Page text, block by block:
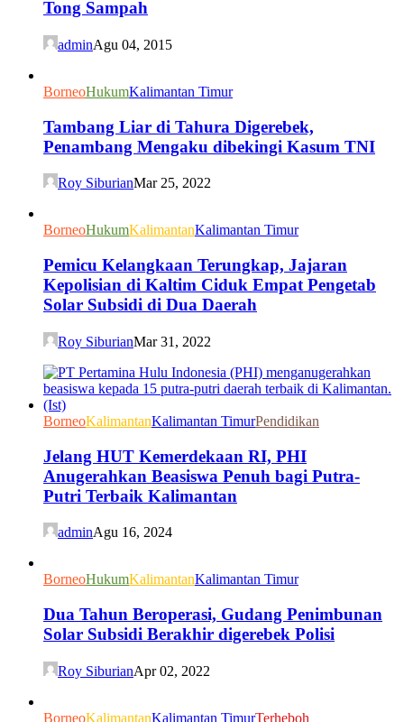
Tong Sampah
adminAgu 04, 2015
BorneoHukumKalimantan Timur
Tambang Liar di Tahura Digerebek,
Penambang Mengaku dibekingi Kasum TNI
Roy SiburianMar 25, 2022
BorneoHukumKalimantanKalimantan Timur
Pemicu Kelangkaan Terungkap, Jajaran
Kepolisian di Kaltim Ciduk Empat Pengetab
Solar Subsidi di Dua Daerah
Roy SiburianMar 31, 2022
BorneoKalimantanKalimantan TimurPendidikan
Jelang HUT Kemerdekaan RI, PHI
Anugerahkan Beasiswa Penuh bagi Putra-
Putri Terbaik Kalimantan
adminAgu 16, 2024
BorneoHukumKalimantanKalimantan Timur
Dua Tahun Beroperasi, Gudang Penimbunan
Solar Subsidi Berakhir digerebek Polisi
Roy SiburianApr 02, 2022
BorneoKalimantanKalimantan TimurTerheboh